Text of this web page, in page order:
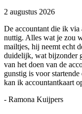
2 augustus 2026
De accountant die ik via
nuttig. Alles wat je zou
mailtjes, hij neemt echt
duidelijk, wat bijzonder
van het doen van de
gunstig is voor
kan ik accountantkaart
- Ramona Kuijpers